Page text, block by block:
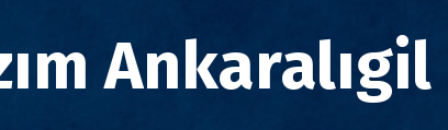
Ankaralıgil